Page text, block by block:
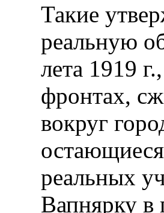
Такие
реальную
лета 1919
фронтах,
вокруг
реальных
Вапнярку в